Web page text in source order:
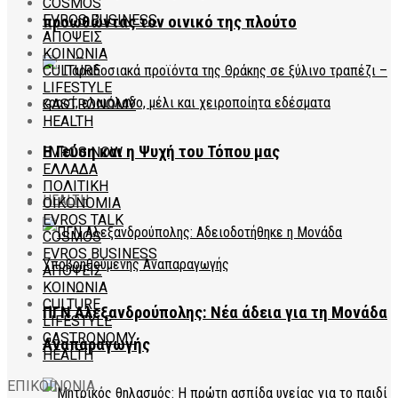
προωθώντας τον οινικό της πλούτο
Η Γεύση και η Ψυχή του Τόπου μας
HEALTH
ΠΓΝ Αλεξανδρούπολης: Νέα άδεια για τη Μονάδα
Αναπαραγωγής
EVROS BUSINESS
ΑΠΟΨΕΙΣ
ΚΟΙΝΩΝΙΑ
CULTURE
LIFESTYLE
GASTRONOMY
HEALTH
EVROS NOW
ΕΛΛΑΔΑ
ΠΟΛΙΤΙΚΗ
ΟΙΚΟΝΟΜΙΑ
EVROS TALK
COSMOS
EVROS BUSINESS
ΑΠΟΨΕΙΣ
ΚΟΙΝΩΝΙΑ
CULTURE
LIFESTYLE
GASTRONOMY
HEALTH
ΕΠΙΚΟΙΝΩΝΙΑ